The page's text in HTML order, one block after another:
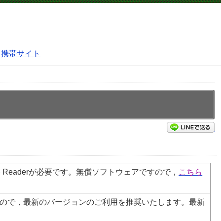
携帯サイト
Readerが必要です。無償ソフトウェアですので， こちら
で，最新のバージョンのご利用を推奨いたします。最新